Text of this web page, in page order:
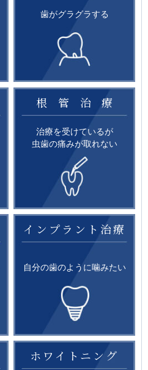
歯がグラグラする
根管治療
治療を受けているが
虫歯の痛みが取れない
インプラント治療
自分の歯のように噛みたい
ホワイトニング